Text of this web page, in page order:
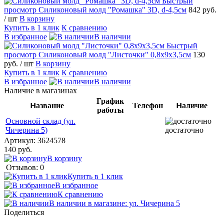
просмотр Силиконовый молд "Ромашка" 3D, d-4,5см 842 руб.
/ шт В корзину
Купить в 1 клик К сравнению
В избранное
В наличии
Быстрый
просмотр Силиконовый молд "Листочки" 0,8х9х3,5см 130
руб. / шт В корзину
Купить в 1 клик К сравнению
В избранное
В наличии
Наличие в магазинах
Название
График
работы
Телефон
Наличие
Основной склад (ул.
Чичерина 5)
достаточно
Артикул: 3624578
140 руб.
В корзину
Отзывов: 0
Купить в 1 клик
В избранное
К сравнению
В наличии в магазине: ул. Чичерина 5
Поделиться